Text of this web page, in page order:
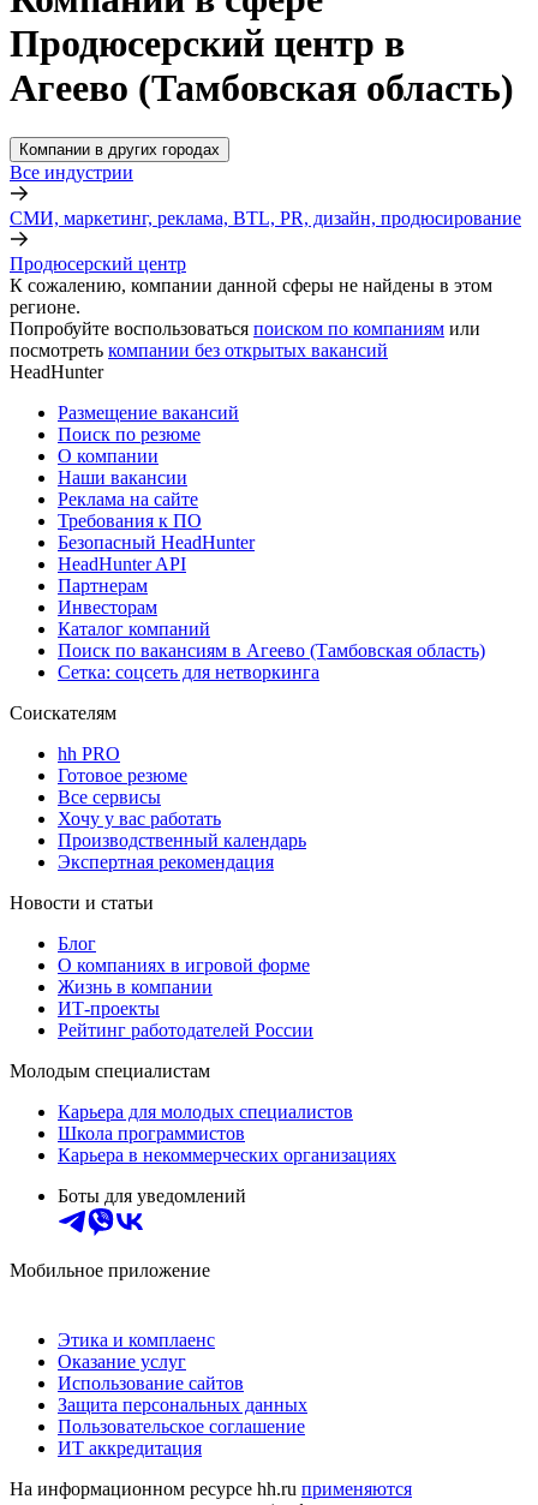
Продюсерский центр в
Агеево (Тамбовская область)
Компании в других городах
Все индустрии
СМИ, маркетинг, реклама, BTL, PR, дизайн, продюсирование
Продюсерский центр
К сожалению, компании данной сферы не найдены в этом
регионе.
Попробуйте воспользоваться поиском по компаниям или
посмотреть компании без открытых вакансий
HeadHunter
Размещение вакансий
Поиск по резюме
О компании
Наши вакансии
Реклама на сайте
Требования к ПО
Безопасный HeadHunter
HeadHunter API
Партнерам
Инвесторам
Каталог компаний
Поиск по вакансиям в Агеево (Тамбовская область)
Сетка: соцсеть для нетворкинга
Соискателям
hh PRO
Готовое резюме
Все сервисы
Хочу у вас работать
Производственный календарь
Экспертная рекомендация
Новости и статьи
Блог
О компаниях в игровой форме
Жизнь в компании
ИТ-проекты
Рейтинг работодателей России
Молодым специалистам
Карьера для молодых специалистов
Школа программистов
Карьера в некоммерческих организациях
Боты для уведомлений
Мобильное приложение
Этика и комплаенс
Оказание услуг
Использование сайтов
Защита персональных данных
Пользовательское соглашение
ИТ аккредитация
На информационном ресурсе hh.ru применяются